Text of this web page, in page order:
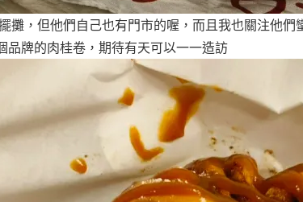
攤，但他們自己也有門市的喔，而且我也關注他
品牌的肉桂卷，期待有天可以一一造訪